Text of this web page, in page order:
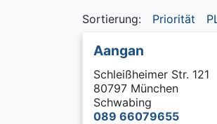
Sortierung: Priorität
Aangan
Schleißheimer Str. 121
80797 München
Schwabing
089 66079655